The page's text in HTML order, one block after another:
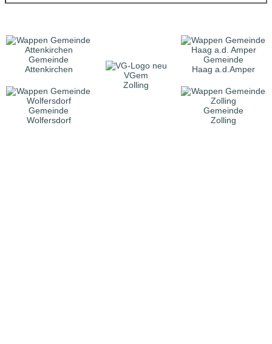
Gemeinde
Attenkirchen
VGem
Zolling
Gemeinde
Haag a.d.Amper
Gemeinde
Wolfersdorf
Gemeinde
Zolling